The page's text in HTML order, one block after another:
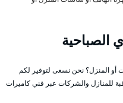
الصباحية
أو المنزل؟ نحن نسعى لتوفير لكم
للمنازل والشركات عبر فني كاميرات